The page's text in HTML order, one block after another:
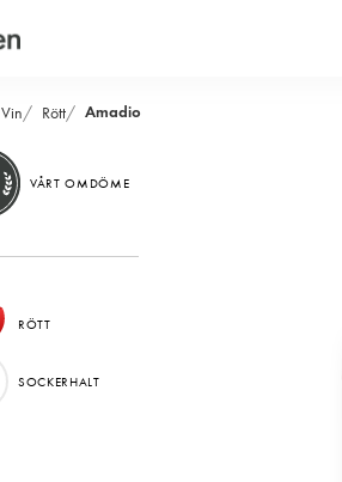
Vin Rött Amadio
VÅRT OMDÖME
RÖTT
SOCKERHALT